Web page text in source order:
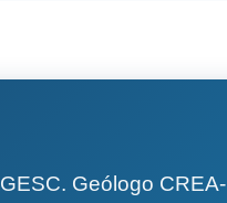
Geólogo CREA-